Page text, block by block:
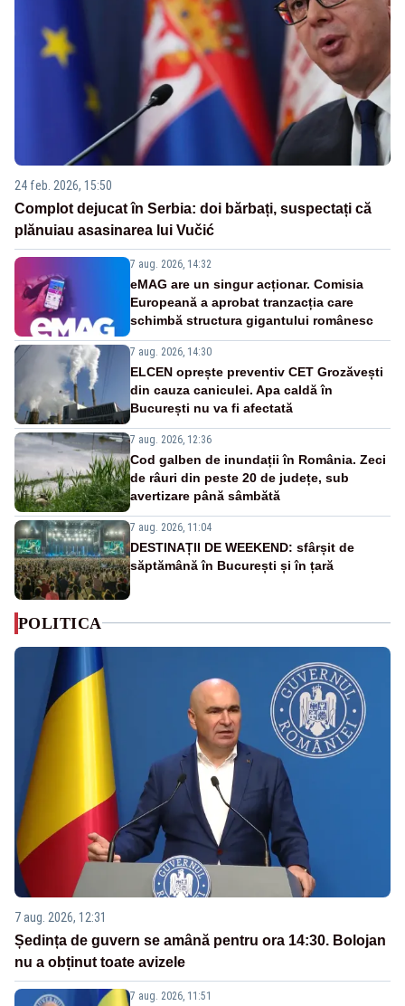
24 feb. 2026, 15:50
Complot dejucat în Serbia: doi bărbați, suspectați că
plănuiau asasinarea lui Vučić
7 aug. 2026, 14:32
eMAG are un singur acționar. Comisia
Europeană a aprobat tranzacția care
schimbă structura gigantului românesc
7 aug. 2026, 14:30
ELCEN oprește preventiv CET Grozăvești
din cauza caniculei. Apa caldă în
București nu va fi afectată
7 aug. 2026, 12:36
Cod galben de inundații în România. Zeci
de râuri din peste 20 de județe, sub
avertizare până sâmbătă
7 aug. 2026, 11:04
DESTINAȚII DE WEEKEND: sfârșit de
săptămână în București și în țară
POLITICA
7 aug. 2026, 12:31
Ședința de guvern se amână pentru ora 14:30. Bolojan
nu a obținut toate avizele
7 aug. 2026, 11:51